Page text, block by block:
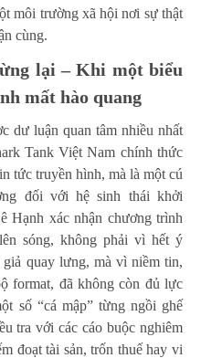
môi trường xã hội nơi sự thật
cùng.
lại – Khi một biểu
mất hào quang
dư luận quan tâm nhiều nhất
Tank Việt Nam chính thức
tức truyền hình, mà là một cú
đối với hệ sinh thái khởi
Hạnh xác nhận chương trình
sóng, không phải vì hết ý
quay lưng, mà vì niềm tin,
format, đã không còn đủ lực
số “cá mập” từng ngồi ghế
tra với các cáo buộc nghiêm
đoạt tài sản, trốn thuế hay vi